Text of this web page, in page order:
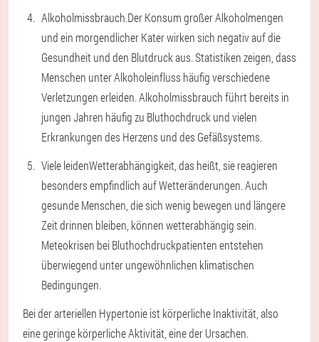
Alkoholmissbrauch.Der Konsum großer Alkoholmengen
und ein morgendlicher Kater wirken sich negativ auf die
Gesundheit und den Blutdruck aus. Statistiken zeigen, dass
Menschen unter Alkoholeinfluss häufig verschiedene
Verletzungen erleiden. Alkoholmissbrauch führt bereits in
jungen Jahren häufig zu Bluthochdruck und vielen
Erkrankungen des Herzens und des Gefäßsystems.
Viele leidenWetterabhängigkeit , das heißt, sie reagieren
besonders empfindlich auf Wetteränderungen. Auch
gesunde Menschen, die sich wenig bewegen und längere
Zeit drinnen bleiben, können wetterabhängig sein.
Meteokrisen bei Bluthochdruckpatienten entstehen
überwiegend unter ungewöhnlichen klimatischen
Bedingungen.
Bei der arteriellen Hypertonie ist körperliche Inaktivität, also
eine geringe körperliche Aktivität, eine der Ursachen.